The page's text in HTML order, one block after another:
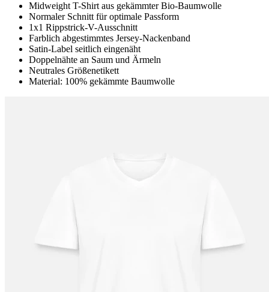
Midweight T-Shirt aus gekämmter Bio-Baumwolle
Normaler Schnitt für optimale Passform
1x1 Rippstrick-V-Ausschnitt
Farblich abgestimmtes Jersey-Nackenband
Satin-Label seitlich eingenäht
Doppelnähte an Saum und Ärmeln
Neutrales Größenetikett
Material: 100% gekämmte Baumwolle